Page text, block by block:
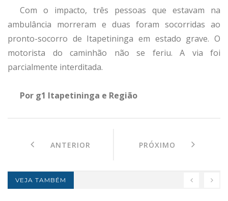
Com o impacto, três pessoas que estavam na
ambulância morreram e duas foram socorridas ao
pronto-socorro de Itapetininga em estado grave. O
motorista do caminhão não se feriu. A via foi
parcialmente interditada.
Por g1 Itapetininga e Região
ANTERIOR PRÓXIMO
VEJA TAMBÉM